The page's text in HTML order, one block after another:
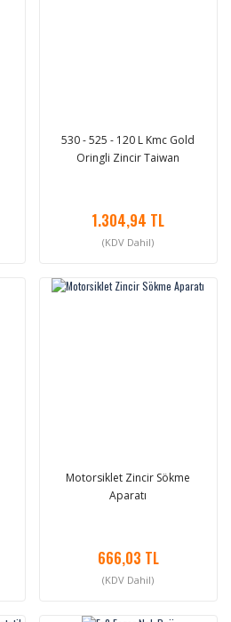
530 - 525 - 120 L Kmc Gold
Oringli Zincir Taiwan
1.304,94 TL
(KDV Dahil)
Motorsiklet Zincir Sökme
Aparatı
666,03 TL
(KDV Dahil)